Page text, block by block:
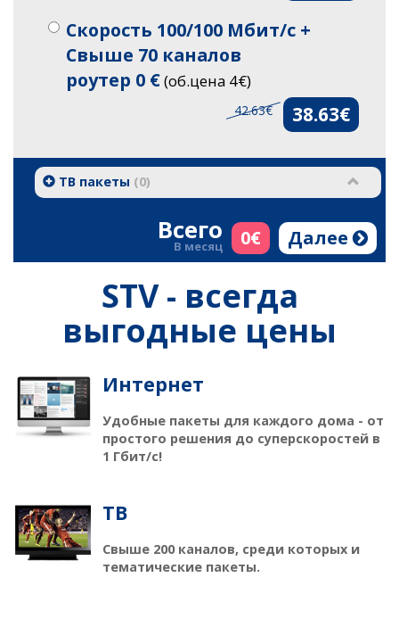
Скорость 100/100 Мбит/с +
Свыше 70 каналов
роутер 0 €(об.цена 4€)
38.63€
42.63€
ТВ пакеты (0)
Далее
Всего
В месяц 0€
STV - всегда
выгодные цены
Интернет
Удобные пакеты для каждого дома - от
простого решения до суперскоростей в
1 Гбит/с!
ТB
Свыше 200 каналов, среди которых и
тематические пакеты.